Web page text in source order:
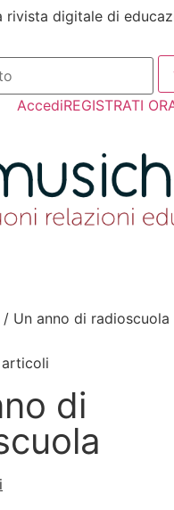
rivista digitale di
AccediREGISTRATI
/ Un anno di radioscuola
di